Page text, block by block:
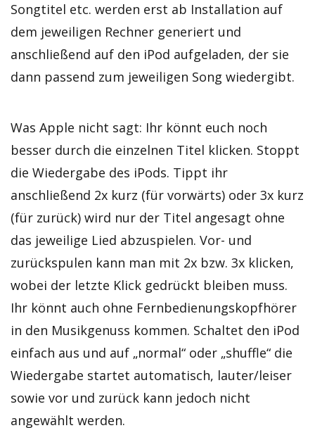
Songtitel etc. werden erst ab Installation auf
dem jeweiligen Rechner generiert und
anschließend auf den iPod aufgeladen, der sie
dann passend zum jeweiligen Song wiedergibt.
Was Apple nicht sagt: Ihr könnt euch noch
besser durch die einzelnen Titel klicken. Stoppt
die Wiedergabe des iPods. Tippt ihr
anschließend 2x kurz (für vorwärts) oder 3x kurz
(für zurück) wird nur der Titel angesagt ohne
das jeweilige Lied abzuspielen. Vor- und
zurückspulen kann man mit 2x bzw. 3x klicken,
wobei der letzte Klick gedrückt bleiben muss.
Ihr könnt auch ohne Fernbedienungskopfhörer
in den Musikgenuss kommen. Schaltet den iPod
einfach aus und auf „normal“ oder „shuffle“ die
Wiedergabe startet automatisch, lauter/leiser
sowie vor und zurück kann jedoch nicht
angewählt werden.